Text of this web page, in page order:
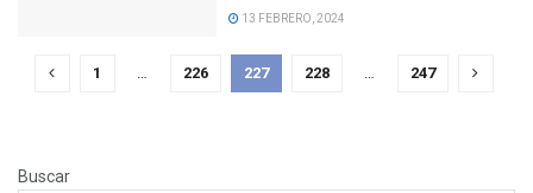
13 FEBRERO, 2024
1 … 226 227 228 … 247
Buscar